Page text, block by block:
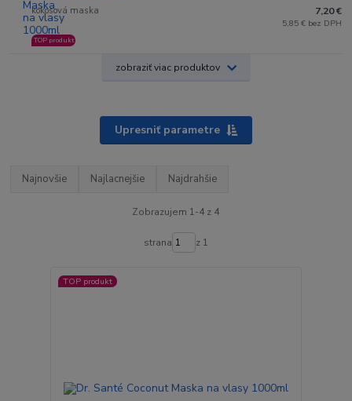
kokosová maska
TOP produkt
7,20 €
5,85 € bez DPH
zobraziť viac produktov
Upresniť parametre
Najnovšie Najlacnejšie Najdrahšie
Zobrazujem 1-4 z 4
strana z 1
TOP produkt